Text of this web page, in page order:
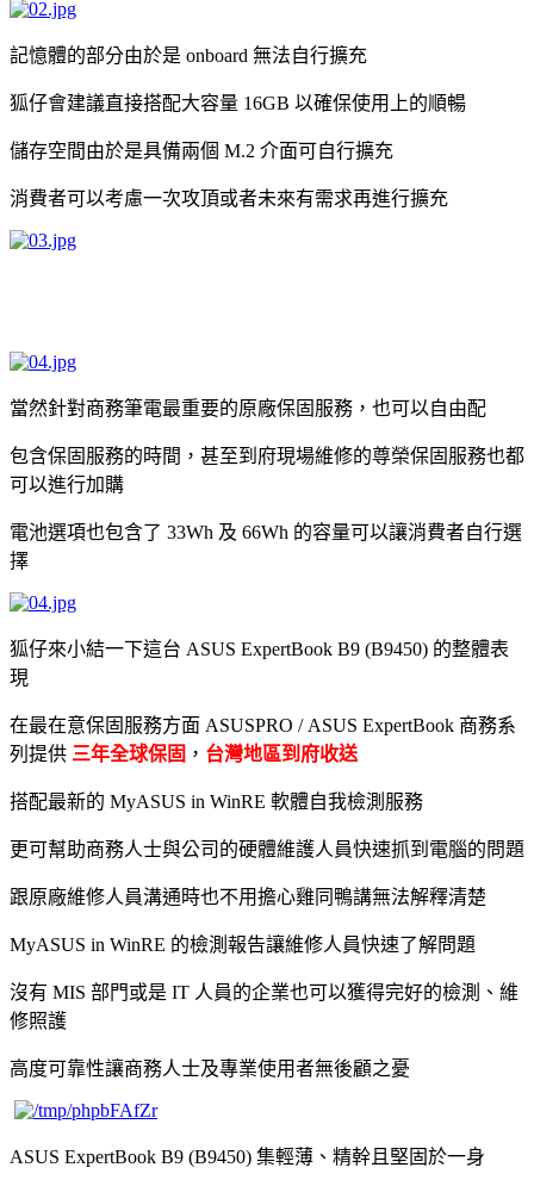
記憶體的部分由於是 onboard 無法自行擴充
狐仔會建議直接搭配大容量 16GB 以確保使用上的順暢
儲存空間由於是具備兩個 M.2 介面可自行擴充
消費者可以考慮一次攻頂或者未來有需求再進行擴充
當然針對商務筆電最重要的原廠保固服務，也可以自由配
包含保固服務的時間，甚至到府現場維修的尊榮保固服務也都
可以進行加購
電池選項也包含了 33Wh 及 66Wh 的容量可以讓消費者自行選
擇
狐仔來小結一下這台 ASUS ExpertBook B9 (B9450) 的整體表
現
在最在意保固服務方面 ASUSPRO / ASUS ExpertBook 商務系
列提供 三年全球保固 ， 台灣地區到府收送
搭配最新的 MyASUS in WinRE 軟體自我檢測服務
更可幫助商務人士與公司的硬體維護人員快速抓到電腦的問題
跟原廠維修人員溝通時也不用擔心雞同鴨講無法解釋清楚
MyASUS in WinRE 的檢測報告讓維修人員快速了解問題
沒有 MIS 部門或是 IT 人員的企業也可以獲得完好的檢測、維
修照護
高度可靠性讓商務人士及專業使用者無後顧之憂
ASUS ExpertBook B9 (B9450) 集輕薄、精幹且堅固於一身